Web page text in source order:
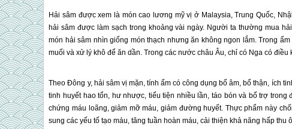
Hải sâm được xem là món cao lương mỹ vị ở Malaysia, Trung Quốc,
hải sâm được làm sạch trong khoảng vài ngày. Người ta thường mua
món hải sâm nhìn giống món thạch nhưng ăn không ngon lắm. Trong
muối và xử lý khô để ăn dần. Trong các nước châu Âu, chỉ có Nga có điều
Theo Đông y, hải sâm vị mặn, tính ấm có công dụng bổ âm, bổ thận, ích
tinh huyết hao tổn, hư nhược, tiểu tiện nhiều lần, táo bón và bổ trợ
chứng máu loãng, giảm mỡ máu, giảm đường huyết. Thực phẩm này
sung các yếu tố tạo máu, tăng tuần hoàn máu, cải thiện khả năng hấp thu